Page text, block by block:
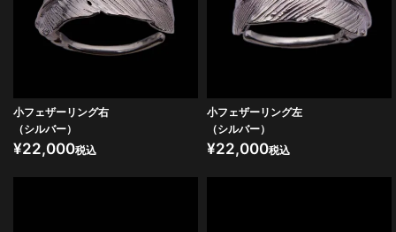
小フェザーリング右
（シルバー）
¥22,000税込
小フェザーリング左
（シルバー）
¥22,000税込